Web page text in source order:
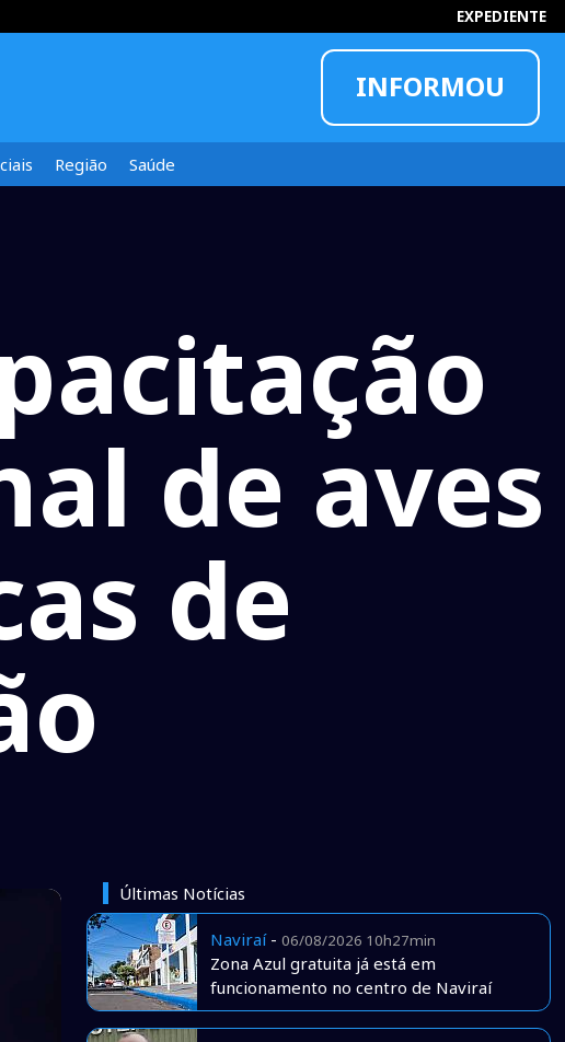
EXPEDIENTE
INFORMOU
Região Saúde
de aves
de
Últimas Notícias
Naviraí- 06/08/2026 10h27min
Zona Azul gratuita já está em
funcionamento no centro de Naviraí